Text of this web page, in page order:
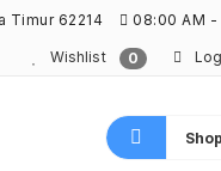
Timur 62214 08:00 AM -
Wishlist 0